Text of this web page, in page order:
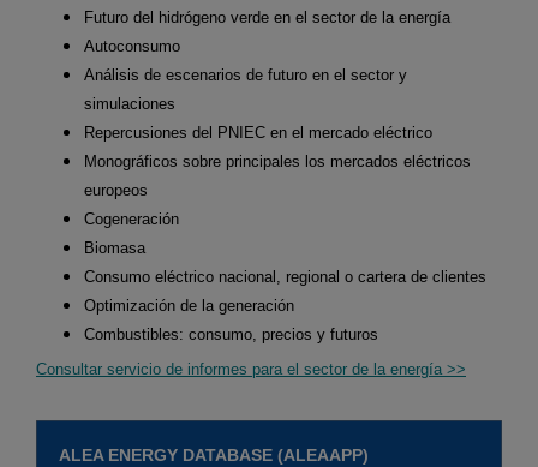
Futuro del hidrógeno verde en el sector de la energía
Autoconsumo
Análisis de escenarios de futuro en el sector y
simulaciones
Repercusiones del PNIEC en el mercado eléctrico
Monográficos sobre principales los mercados eléctricos
europeos
Cogeneración
Biomasa
Consumo eléctrico nacional, regional o cartera de clientes
Optimización de la generación
Combustibles: consumo, precios y futuros
Consultar servicio de informes para el sector de la energía >>
ALEA ENERGY DATABASE (ALEAAPP)